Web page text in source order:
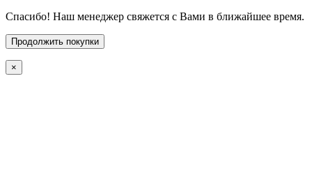
Спасибо! Наш менеджер свяжется с Вами в ближайшее время.
Продолжить покупки
×